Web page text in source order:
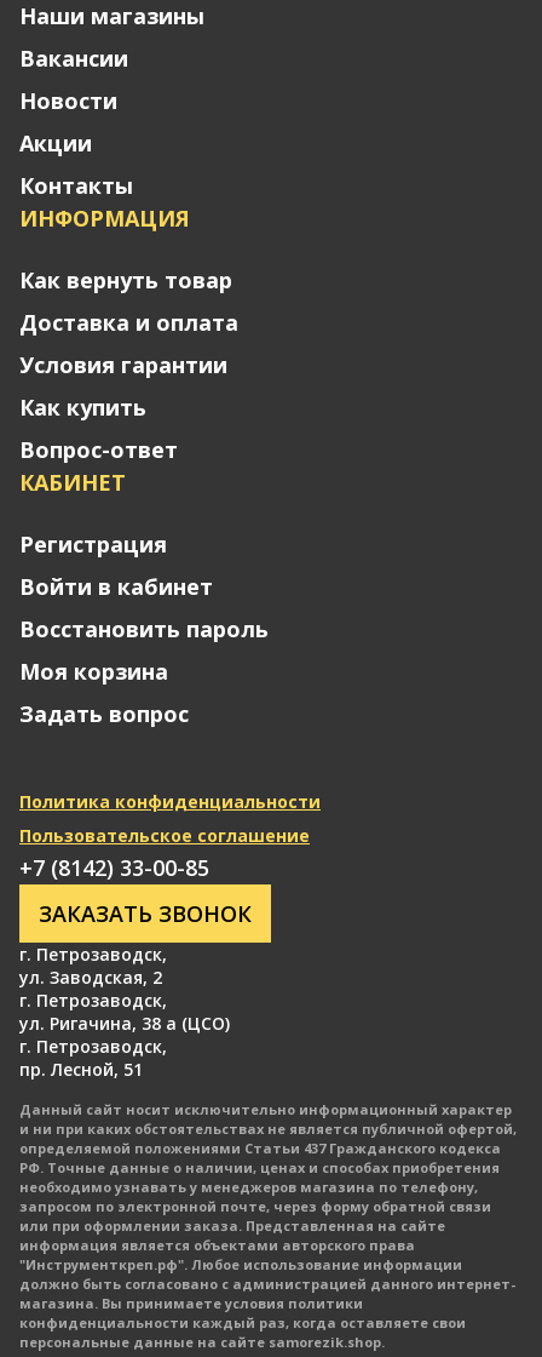
Наши магазины
Вакансии
Новости
Акции
Контакты
ИНФОРМАЦИЯ
Как вернуть товар
Доставка и оплата
Условия гарантии
Как купить
Вопрос-ответ
КАБИНЕТ
Регистрация
Войти в кабинет
Восстановить пароль
Моя корзина
Задать вопрос
Политика конфиденциальности
Пользовательское соглашение
г. Петрозаводск,
ул. Заводская, 2
г. Петрозаводск,
ул. Ригачина, 38 а (ЦСО)
г. Петрозаводск,
пр. Лесной, 51
+7 (8142) 33-00-85
ЗАКАЗАТЬ ЗВОНОК
Данный сайт носит исключительно информационный характер
и ни при каких обстоятельствах не является публичной офертой,
определяемой положениями Статьи 437 Гражданского кодекса
РФ. Точные данные о наличии, ценах и способах приобретения
необходимо узнавать у менеджеров магазина по телефону,
запросом по электронной почте, через форму обратной связи
или при оформлении заказа. Представленная на сайте
информация является объектами авторского права
"Инструменткреп.рф". Любое использование информации
должно быть согласовано с администрацией данного интернет-
магазина. Вы принимаете условия политики
конфиденциальности каждый раз, когда оставляете свои
персональные данные на сайте samorezik.shop.